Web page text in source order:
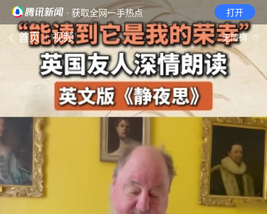
· 获取全网一手热点 打开
首页 视频 无障碍